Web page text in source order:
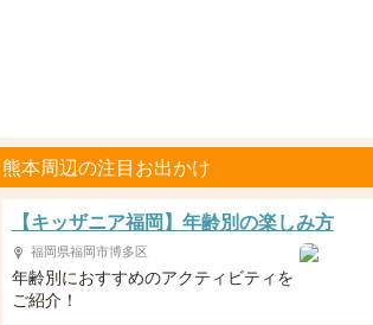
熊本周辺の注目お出かけ
【キッザニア福岡】年齢別の楽しみ方
福岡県福岡市博多区
年齢別におすすめのアクティビティを
ご紹介！